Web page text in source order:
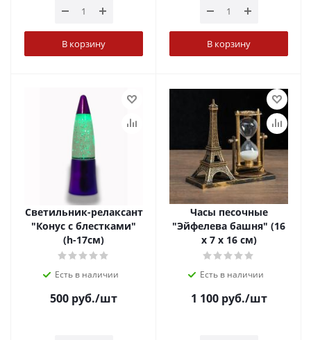
В корзину В корзину
Светильник-релаксант
"Конус с блестками"
(h-17см)
Есть в наличии
500 руб./шт
Часы песочные
"Эйфелева башня" (16
х 7 х 16 см)
Есть в наличии
1 100руб./шт